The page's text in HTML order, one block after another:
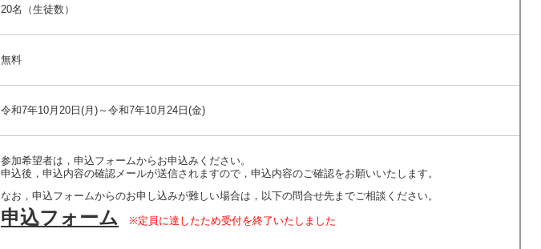
20名（生徒数）
無料
令和7年10月20日(月)～令和7年10月24日(金)
参加希望者は，申込フォームからお申込みください。
申込後，申込内容の確認メールが送信されますので，申込内容のご確認をお願いいたします。
なお，申込フォームからのお申し込みが難しい場合は，以下の問合せ先までご相談ください。
申込フォーム ※定員に達したため受付を終了いたしました